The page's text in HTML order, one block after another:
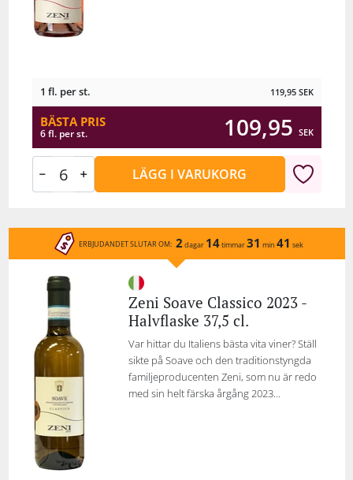
1 fl. per st. 119,95 SEK
BÄSTA PRIS
6 fl. per st. 109,95 SEK
LÄGG I VARUKORG
ERBJUDANDET SLUTAR OM: 2 dagar 14timmar31 min 41 sek
Zeni Soave Classico 2023 -
Halvflaske 37,5 cl.
Var hittar du Italiens bästa vita viner? Ställ
sikte på Soave och den traditionstyngda
familjeproducenten Zeni, som nu är redo
med sin helt färska årgång 2023...